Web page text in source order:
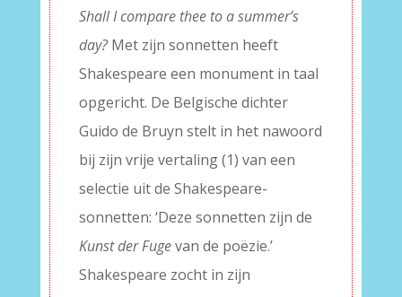
Shall I compare thee to a summer’s
day?Met zijn sonnetten heeft
Shakespeare een monument in taal
opgericht. De Belgische dichter
Guido de Bruyn stelt in het nawoord
bij zijn vrije vertaling (1) van een
selectie uit de Shakespeare-
sonnetten: ‘Deze sonnetten zijn de
Kunst der Fugevan de poëzie.’
Shakespeare zocht in zijn